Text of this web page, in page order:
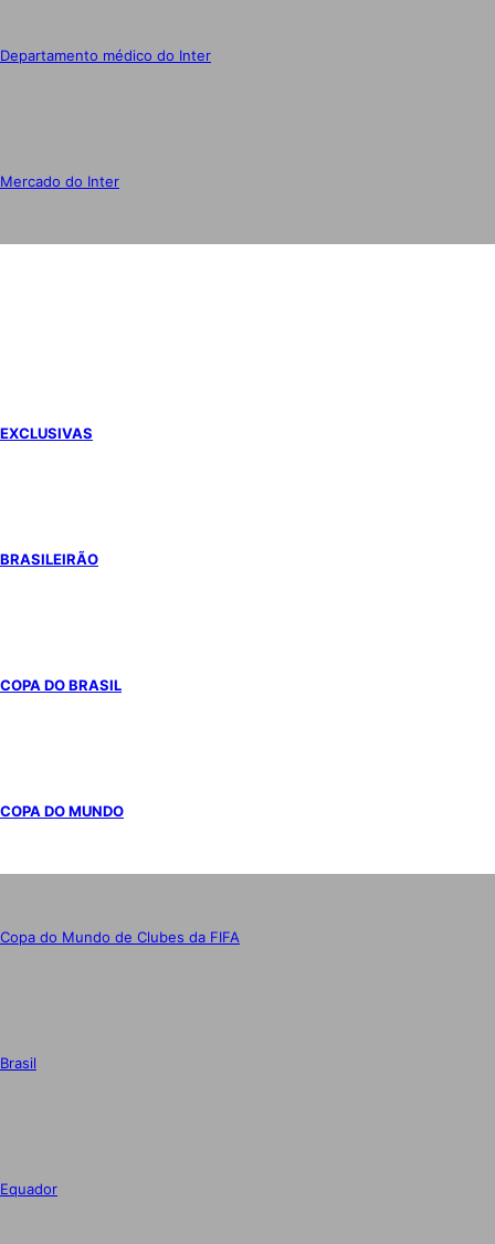
Departamento médico do Inter
Mercado do Inter
EXCLUSIVAS
BRASILEIRÃO
COPA DO BRASIL
COPA DO MUNDO
Copa do Mundo de Clubes da FIFA
Brasil
Equador